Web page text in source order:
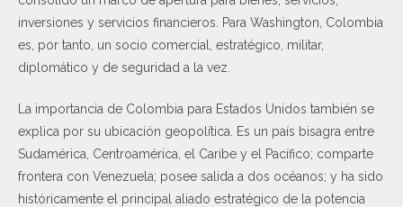
inversiones y servicios financieros. Para Washington, Colombia
es, por tanto, un socio comercial, estratégico, militar,
diplomático y de seguridad a la vez.
La importancia de Colombia para Estados Unidos también se
explica por su ubicación geopolítica. Es un país bisagra entre
Sudamérica, Centroamérica, el Caribe y el Pacífico; comparte
frontera con Venezuela; posee salida a dos océanos; y ha sido
históricamente el principal aliado estratégico de la potencia